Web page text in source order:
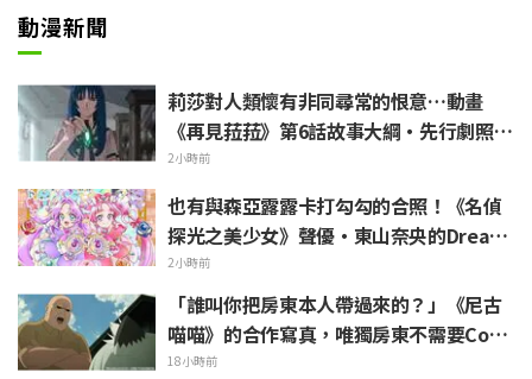
動漫新聞
莉莎對人類懷有非同尋常的恨意…動畫
《再見菈菈》第6話故事大綱・先行劇照公
開
2小時前
也有與森亞露露卡打勾勾的合照！《名偵
探光之美少女》聲優・東山奈央的Dream
Stage觀覧報告引發「是奥祕·暗影天使
啊」的反響
2小時前
「誰叫你把房東本人帶過來的？」《尼古
喵喵》的合作寫真，唯獨房東不需要Cosp
lay引發熱議
18小時前